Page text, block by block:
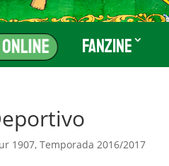
Online Fanzine
1907,Temporada 2016/2017